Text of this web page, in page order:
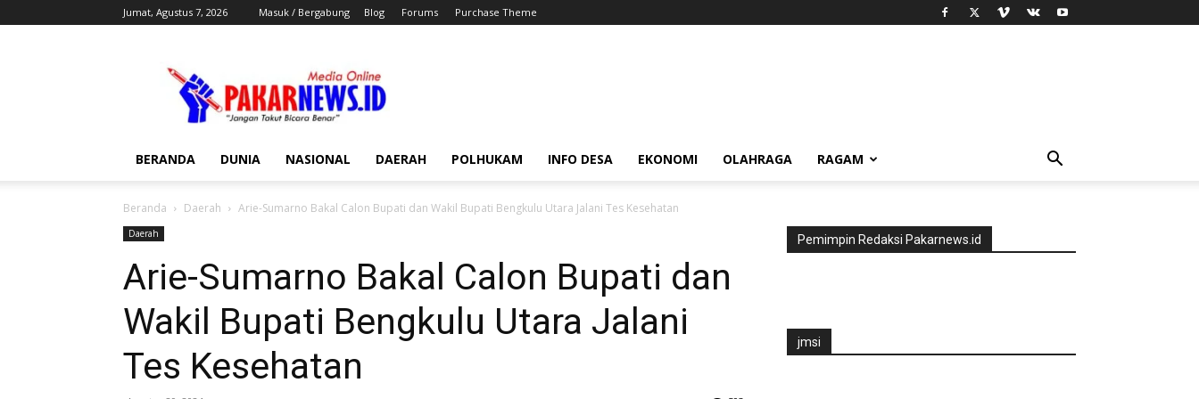
Jumat, Agustus 7, 2026 Masuk / Bergabung Blog Forums Purchase Theme
BERANDA DUNIA NASIONAL DAERAH POLHUKAM INFO DESA EKONOMI OLAHRAGA RAGAM
Beranda Daerah Arie-Sumarno Bakal Calon Bupati dan Wakil Bupati Bengkulu Utara Jalani Tes Kesehatan
Daerah
Arie-Sumarno Bakal Calon Bupati dan
Wakil Bupati Bengkulu Utara Jalani
Tes Kesehatan
Pemimpin Redaksi Pakarnews.id
jmsi